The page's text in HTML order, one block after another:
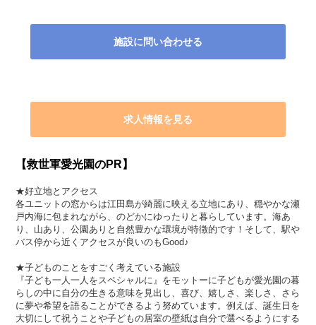
施設に問い合わせる
求人情報を見る
【救世軍愛光園のPR】
★好立地とアクセス
各ユニットの窓からは江田島が綺麗に映える立地にあり、穏やかな瀬
戸内海に包まれながら、のどかにゆったりと暮らしています。海あ
り、山あり、公園ありと自然豊かな環境が特徴的です！そして、駅や
バス停から近くアクセスが良いのもGood♪
★子どものことをすごく考えている施設
『子ども一人一人をスペシャルに』をモットーに子どもが愛光園の暮
らしの中に自分の生きる意味を見出し、喜び、嬉しさ、楽しさ、さら
に夢や希望を語ることができるよう努めています。例えば、誕生日を
大切にして祝うことや子どもの居室の壁紙は自分で選べるようにする